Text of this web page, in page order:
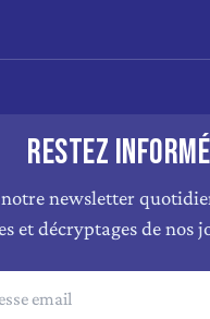
RESTEZ INFORMÉ
notre newsletter
et décryptages de nos